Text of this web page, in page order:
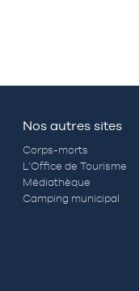
Nos autres sites
Corps-morts
L’Office de Tourisme
Médiathèque
Camping municipal